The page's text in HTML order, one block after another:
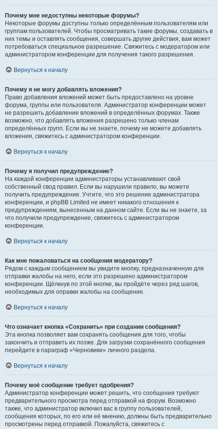
Почему мне недоступны некоторые форумы?
Некоторые форумы доступны только определённым пользователям или
группам пользователей. Чтобы просматривать такие форумы, создавать в
них темы и оставлять сообщения, совершать другие действия, вам может
потребоваться специальное разрешение. Свяжитесь с модератором или
администратором конференции для получения такого разрешения.
Вернуться к началу
Почему я не могу добавлять вложения?
Право добавления вложений может быть предоставлено на уровне
форума, группы или пользователя. Администратор конференции может
не разрешить добавление вложений в определённых форумах. Также
возможно, что добавлять вложения разрешено только членам
определённых групп. Если вы не знаете, почему не можете добавлять
вложения, свяжитесь с администратором конференции.
Вернуться к началу
Почему я получил предупреждение?
На каждой конференции администраторы устанавливают свой
собственный свод правил. Если вы нарушили правило, вы можете
получить предупреждение. Учтите, что это решение администратора
конференции, и phpBB Limited не имеет никакого отношения к
предупреждениям, вынесенным на данном сайте. Если вы не знаете, за
что получили предупреждение, свяжитесь с администратором
конференции.
Вернуться к началу
Как мне пожаловаться на сообщения модератору?
Рядом с каждым сообщением вы увидите кнопку, предназначенную для
отправки жалобы на него, если это разрешено администратором
конференции. Щёлкнув по этой кнопке, вы пройдёте через ряд шагов,
необходимых для оправки жалобы на сообщение.
Вернуться к началу
Что означает кнопка «Сохранить» при создании сообщения?
Эта кнопка позволяет вам сохранять сообщения для того, чтобы
закончить и отправить их позже. Для загрузки сохранённого сообщения
перейдите в параграф «Черновики» личного раздела.
Вернуться к началу
Почему моё сообщение требует одобрения?
Администратор конференции может решить, что сообщения требуют
предварительного просмотра перед отправкой на форум. Возможно
также, что администратор включил вас в группу пользователей,
сообщения которых, по его или её мнению, должны быть предварительно
просмотрены перед отправкой. Пожалуйста, свяжитесь с